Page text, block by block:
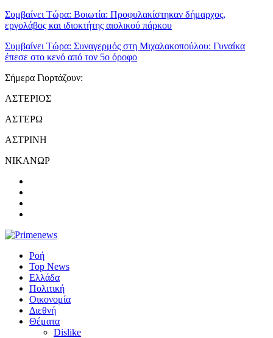
Συμβαίνει Τώρα: Βοιωτία: Προφυλακίστηκαν δήμαρχος,
εργολάβος και ιδιοκτήτης αιολικού πάρκου
Συμβαίνει Τώρα: Συναγερμός στη Μιχαλακοπούλου: Γυναίκα
έπεσε στο κενό από τον 5ο όροφο
Σήμερα Γιορτάζουν:
ΑΣΤΕΡΙΟΣ
ΑΣΤΕΡΩ
ΑΣΤΡΙΝΗ
ΝΙΚΑΝΩΡ
Ροή
Top News
Ελλάδα
Πολιτική
Οικονομία
Διεθνή
Θέματα
Dislike